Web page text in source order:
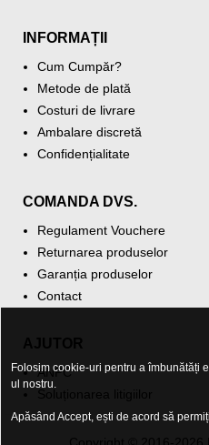
INFORMAȚII
Cum Cumpăr?
Metode de plată
Costuri de livrare
Ambalare discretă
Confidențialitate
COMANDA DVS.
Regulament Vouchere
Returnarea produselor
Garanția produselor
Contact
ANPC
Folosim cookie-uri pentru a îmbunătăți
ul nostru.
Apăsând Accept, ești de acord să